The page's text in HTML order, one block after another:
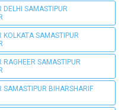
DELHI SAMASTIPUR
KOLKATA SAMASTIPUR
RAGHEER SAMASTIPUR
SAMASTIPUR BIHARSHARIF